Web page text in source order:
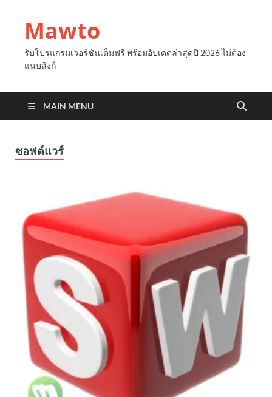
Mawto
รับโปรแกรมเวอร์ชันเต็มฟรี พร้อมอัปเดตล่าสุดปี 2026 ไม่ต้อง
แนบลิงก์
MAIN MENU
ซอฟต์แวร์